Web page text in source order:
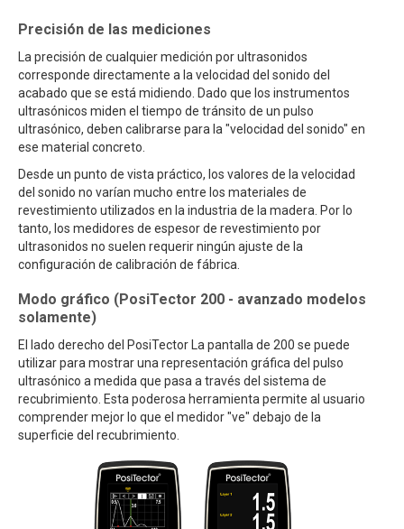
Precisión de las mediciones
La precisión de cualquier medición por ultrasonidos
corresponde directamente a la velocidad del sonido del
acabado que se está midiendo. Dado que los instrumentos
ultrasónicos miden el tiempo de tránsito de un pulso
ultrasónico, deben calibrarse para la "velocidad del sonido" en
ese material concreto.
Desde un punto de vista práctico, los valores de la velocidad
del sonido no varían mucho entre los materiales de
revestimiento utilizados en la industria de la madera. Por lo
tanto, los medidores de espesor de revestimiento por
ultrasonidos no suelen requerir ningún ajuste de la
configuración de calibración de fábrica.
Modo gráfico (PosiTector 200 - avanzado modelos
solamente)
El lado derecho del PosiTector La pantalla de 200 se puede
utilizar para mostrar una representación gráfica del pulso
ultrasónico a medida que pasa a través del sistema de
recubrimiento. Esta poderosa herramienta permite al usuario
comprender mejor lo que el medidor "ve" debajo de la
superficie del recubrimiento.